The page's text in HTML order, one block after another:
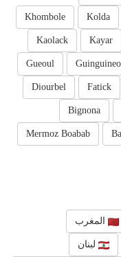
Kolda
Khombole
Kayar
Kaolack
Guinguineo
Gueoul
Fatick
Diourbel
Bignona
Mermoz Boabab
المغرب
لبنان